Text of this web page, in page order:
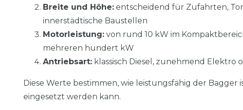
Breite und Höhe: entscheidend für Zufahrten,
innerstädtische Baustellen
Motorleistung: von rund 10 kW im
mehreren hundert kW
Antriebsart: klassisch Diesel, zunehmend Elektro
Diese Werte bestimmen, wie leistungsfähig der Bagger
eingesetzt werden kann.